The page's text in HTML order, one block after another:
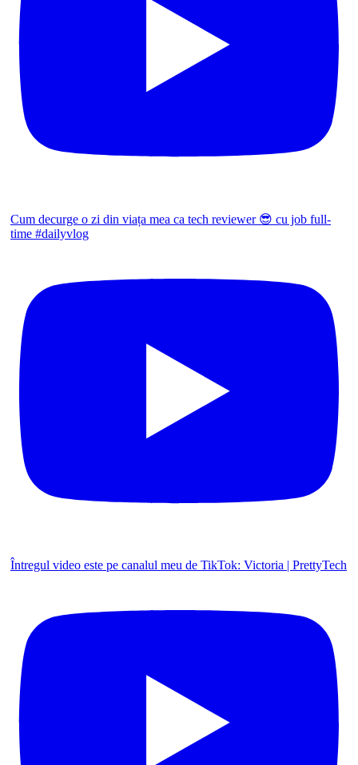
Cum decurge o zi din viața mea ca tech reviewer 😎 cu job full-
time #dailyvlog
Întregul video este pe canalul meu de TikTok: Victoria | PrettyTech